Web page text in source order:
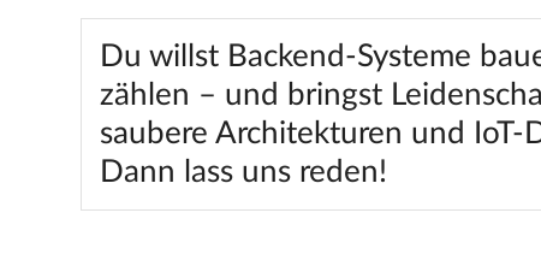
Du willst Backend-Systeme
zählen – und bringst
saubere Architekturen und IoT-
Dann lass uns reden!